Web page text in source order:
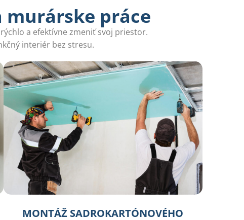
práce
a efektívne zmeniť svoj priestor.
interiér bez stresu.
MONTÁŽ SADROKARTÓNOVÉHO